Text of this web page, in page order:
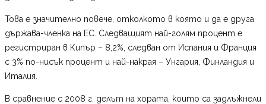
Това е значително повече, отколкото в която и да е друга
държава-членка на ЕС. Следващият най-голям процент е
регистриран в Кипър – 8,2%, следван от Испания и Франция
с 3% по-нисък процент и най-накрая – Унгария, Финландия и
Италия.
В сравнение с 2008 г. делът на хората, които са задлъжнели